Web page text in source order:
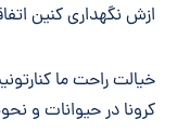
ازش نگهداری کنین
خیالت راحت ما
کرونا در حیوانات و